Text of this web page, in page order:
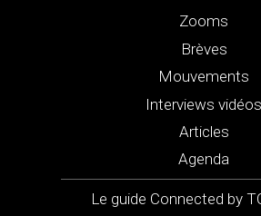
Zooms
Brèves
Mouvements
Interviews vidéos
Articles
Agenda
Le guide Connected by